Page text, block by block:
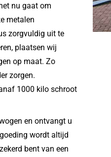
nu gaat om
metalen
zorgvuldig uit te
plaatsen wij
op maat. Zo
zorgen.
1000 kilo schroot
en ontvangt u
wordt altijd
bent van een